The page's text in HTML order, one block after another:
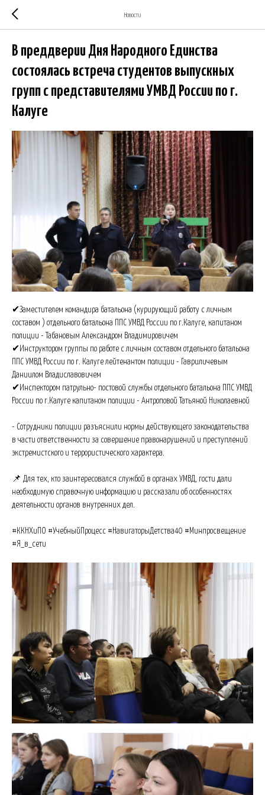
Новости
В преддверии Дня Народного Единства
состоялась встреча студентов выпускных
групп с представителями УМВД России по г.
Калуге
✔Заместителем командира батальона (курирующий работу с личным
составом ) отдельного батальона ППС УМВД России по г.Калуге, капитаном
полиции - Табановым Александром Владимировичем
✔Инструктором группы по работе с личным составом отдельного батальона
ППС УМВД России по г. Калуге лейтенантом полиции - Гавриличевым
Даниилом Владиславовичем
✔Инспектором патрульно- постовой службы отдельного батальона ППС УМВД
России по г.Калуге капитаном полиции - Антроповой Татьяной Николаевной
- Сотрудники полиции разъяснили нормы действующего законодательства
в части ответственности за совершение правонарушений и преступлений
экстремистского и террористического характера.
📌 Для тех, кто заинтересовался службой в органах УМВД, гости дали
необходимую справочную информацию и рассказали об особенностях
деятельности органов внутренних дел.
#ККНХиПО #УчебныйПроцесс #НавигаторыДетства40 #Минпросвещение
#Я_в_сети